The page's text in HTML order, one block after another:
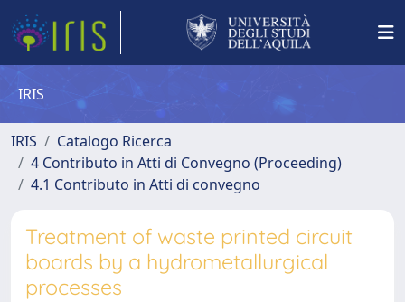
IRIS
IRIS
Catalogo Ricerca
4 Contributo in Atti di Convegno (Proceeding)
4.1 Contributo in Atti di convegno
Treatment of waste printed circuit
boards by a hydrometallurgical
processes